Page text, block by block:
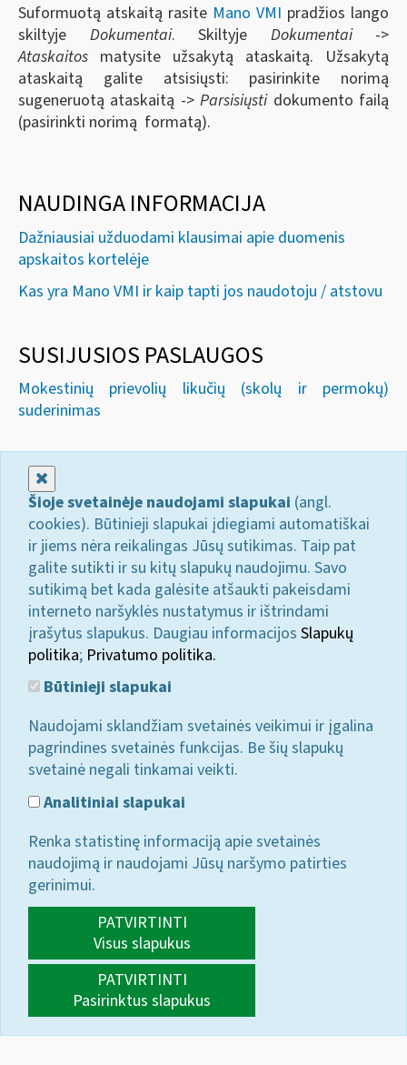
Suformuotą atskaitą rasite Mano VMI pradžios lango
skiltyje Dokumentai. Skiltyje Dokumentai->
Ataskaitos matysite užsakytą ataskaitą. Užsakytą
ataskaitą galite atsisiųsti: pasirinkite norimą
sugeneruotą ataskaitą ->Parsisiųsti dokumento failą
(pasirinkti norimą formatą).
NAUDINGA INFORMACIJA
Dažniausiai užduodami klausimai apie duomenis
apskaitos kortelėje
Kas yra Mano VMI ir kaip tapti jos naudotoju / atstovu
SUSIJUSIOS PASLAUGOS
Mokestinių prievolių likučių (skolų ir permokų)
suderinimas
Šioje svetainėje naudojami slapukai (angl.
cookies). Būtinieji slapukai įdiegiami automatiškai
ir jiems nėra reikalingas Jūsų sutikimas. Taip pat
galite sutikti ir su kitų slapukų naudojimu. Savo
sutikimą bet kada galėsite atšaukti pakeisdami
interneto naršyklės nustatymus ir ištrindami
įrašytus slapukus. Daugiau informacijos Slapukų
politika; Privatumo politika.
Būtinieji slapukai
Naudojami sklandžiam svetainės veikimui ir įgalina
pagrindines svetainės funkcijas. Be šių slapukų
svetainė negali tinkamai veikti.
Analitiniai slapukai
Renka statistinę informaciją apie svetainės
naudojimą ir naudojami Jūsų naršymo patirties
gerinimui.
PATVIRTINTI
Visus slapukus
PATVIRTINTI
Pasirinktus slapukus